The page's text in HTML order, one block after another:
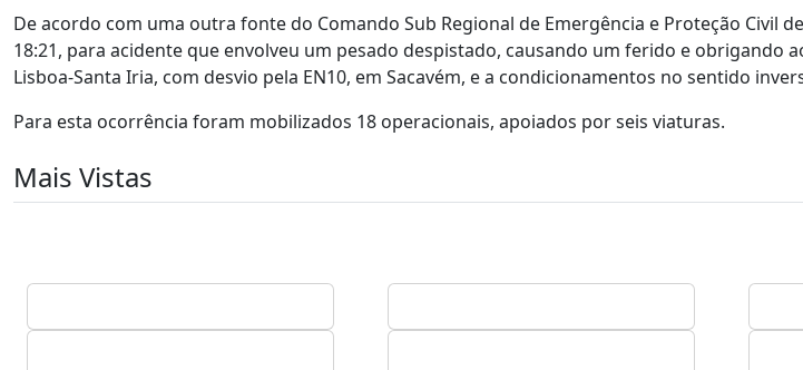
De acordo com uma outra fonte do Comando Sub Regional de Emergência e Proteção Civil
18:21, para acidente que envolveu um pesado despistado, causando um ferido e obrigando
Lisboa-Santa Iria, com desvio pela EN10, em Sacavém, e a condicionamentos no sentido
Para esta ocorrência foram mobilizados 18 operacionais, apoiados por seis viaturas.
Mais Vistas